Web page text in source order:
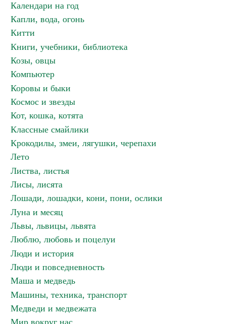
Календари на год
Капли, вода, огонь
Китти
Книги, учебники, библиотека
Козы, овцы
Компьютер
Коровы и быки
Космос и звезды
Кот, кошка, котята
Классные смайлики
Крокодилы, змеи, лягушки, черепахи
Лето
Листва, листья
Лисы, лисята
Лошади, лошадки, кони, пони, ослики
Луна и месяц
Львы, львицы, львята
Люблю, любовь и поцелуи
Люди и история
Люди и повседневность
Маша и медведь
Машины, техника, транспорт
Медведи и медвежата
Мир вокруг нас